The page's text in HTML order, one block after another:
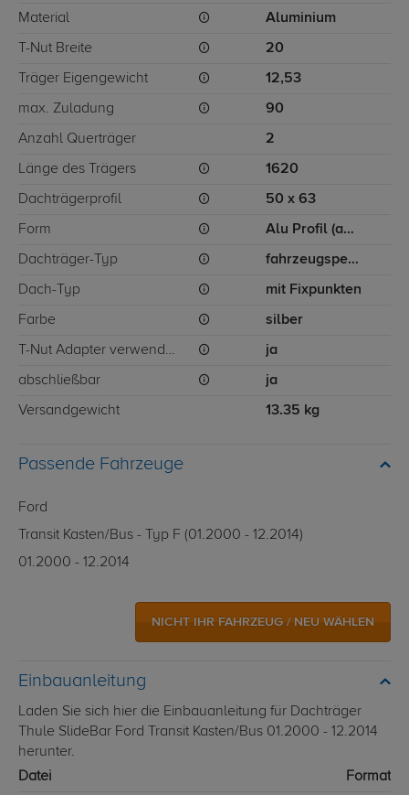
Material Aluminium
T-Nut Breite 20
Träger Eigengewicht 12,53
max. Zuladung 90
Anzahl Querträger 2
Länge des Trägers 1620
Dachträgerprofil 50 x 63
Form Alu Profil (ausziehbar)
Dachträger-Typ fahrzeugspezifisch
Dach-Typ mit Fixpunkten
Farbe silber
T-Nut Adapter verwendbar ja
abschließbar ja
Versandgewicht 13.35 kg
Passende Fahrzeuge
Ford
Transit Kasten/Bus - Typ F (01.2000 - 12.2014)
01.2000 - 12.2014
NICHT IHR FAHRZEUG / NEU WÄHLEN
Einbauanleitung
Laden Sie sich hier die Einbauanleitung für Dachträger
Thule SlideBar Ford Transit Kasten/Bus 01.2000 - 12.2014
herunter.
Datei
Format